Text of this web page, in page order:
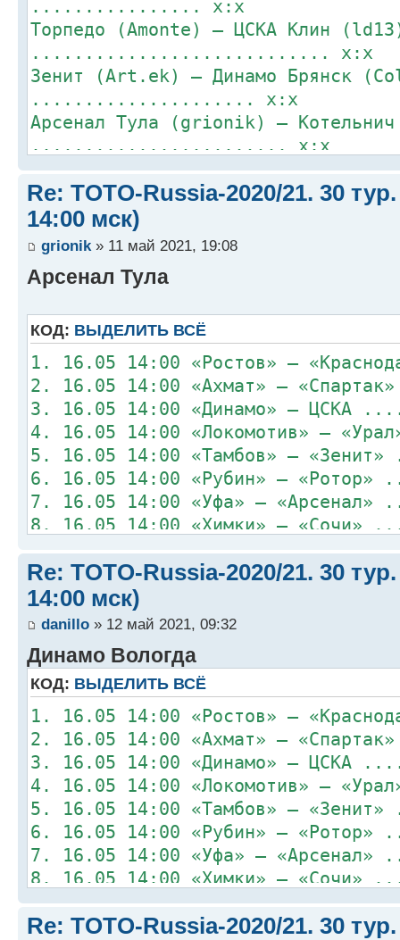
................ x:x
Торпедо (Amonte) – ЦСКА Клин
............................ x:x
Зенит (Art.ek) – Динамо Брянск
..................... x:x
Арсенал Тула (grionik) – Котельнич
........................ x:x
Лада (serjoT) – Долгопрудный
........................... x:x
Ротор (Veprz) – Динамо Вологда
....................... x:x
ЦСКА-91 (Mister) – ЦСКА (Orion)
................................
(Mihagawa) .. x:x
Re: TOTO-Russia-2020/21. 30
14:00 мск)
grionik » 11 май 2021, 19:08
Арсенал Тула
КОД: ВЫДЕЛИТЬ ВСЁ
1. 16.05 14:00 «Ростов» –
2. 16.05 14:00 «Ахмат» –
3. 16.05 14:00 «Динамо» –
4. 16.05 14:00 «Локомотив» –
5. 16.05 14:00 «Тамбов» –
6. 16.05 14:00 «Рубин» –
7. 16.05 14:00 «Уфа» –
8. 16.05 14:00 «Химки» –
Re: TOTO-Russia-2020/21. 30
14:00 мск)
danillo » 12 май 2021, 09:32
Динамо Вологда
КОД: ВЫДЕЛИТЬ ВСЁ
1. 16.05 14:00 «Ростов» –
2. 16.05 14:00 «Ахмат» –
3. 16.05 14:00 «Динамо» –
4. 16.05 14:00 «Локомотив» –
5. 16.05 14:00 «Тамбов» –
6. 16.05 14:00 «Рубин» –
7. 16.05 14:00 «Уфа» –
8. 16.05 14:00 «Химки» –
Re: TOTO-Russia-2020/21. 30